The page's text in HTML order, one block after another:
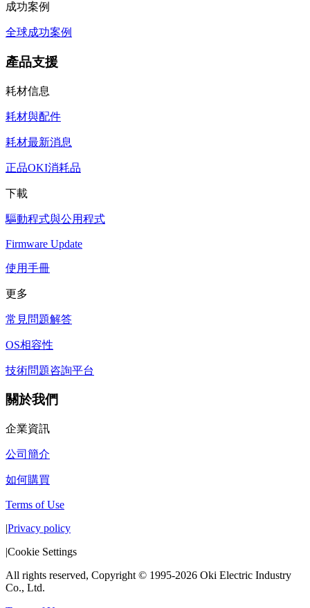
成功案例
全球成功案例
產品支援
耗材信息
耗材與配件
耗材最新消息
正品OKI消耗品
下載
驅動程式與公用程式
Firmware Update
使用手冊
更多
常見問題解答
OS相容性
技術問題咨詢平台
關於我們
企業資訊
公司簡介
如何購買
Terms of Use
|Privacy policy
|Cookie Settings
All rights reserved, Copyright © 1995-2026 Oki Electric Industry
Co., Ltd.